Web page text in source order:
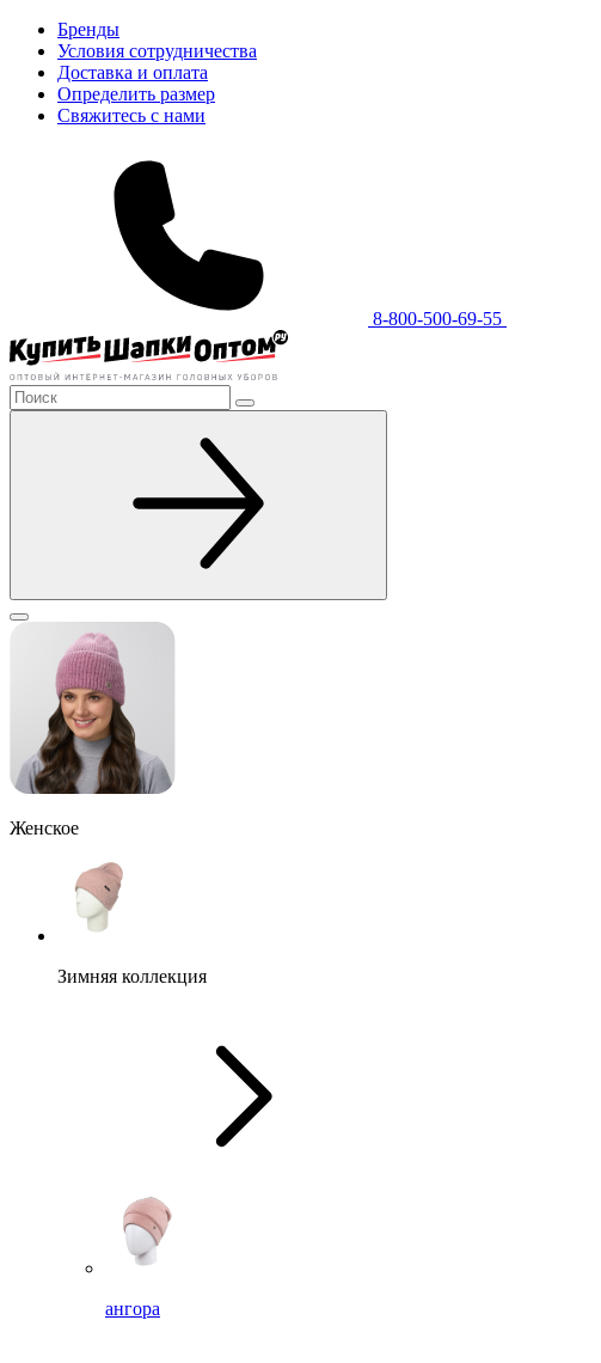
Бренды
Условия сотрудничества
Доставка и оплата
Определить размер
Свяжитесь с нами
8-800-500-69-55
Женское
Зимняя коллекция
ангора